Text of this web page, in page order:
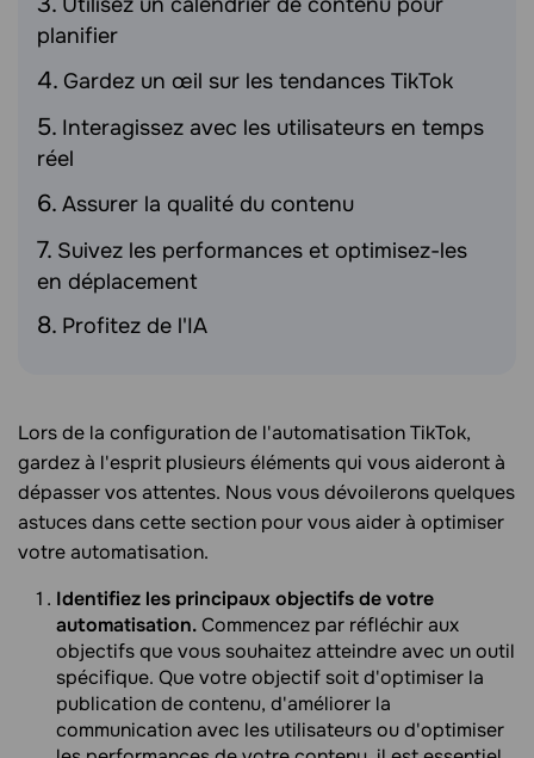
planifier
Gardez un œil sur les tendances TikTok
Interagissez avec les utilisateurs en temps
réel
Assurer la qualité du contenu
Suivez les performances et optimisez-les
en déplacement
Profitez de l'IA
Lors de la configuration de l'automatisation TikTok,
gardez à l'esprit plusieurs éléments qui vous aideront à
dépasser vos attentes. Nous vous dévoilerons quelques
astuces dans cette section pour vous aider à optimiser
votre automatisation.
Identifiez les principaux objectifs de votre
automatisation.Commencez par réfléchir aux
objectifs que vous souhaitez atteindre avec un outil
spécifique. Que votre objectif soit d'optimiser la
publication de contenu, d'améliorer la
communication avec les utilisateurs ou d'optimiser